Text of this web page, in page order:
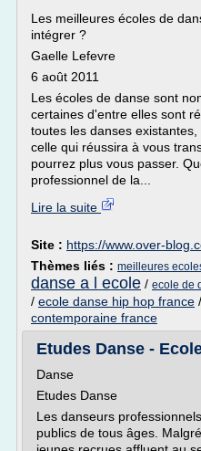
Les meilleures écoles de
intégrer ?
Gaelle Lefevre
6 août 2011
Les écoles de danse sont
certaines d'entre elles sont
toutes les danses
celle qui réussira à vous
pourrez plus vous passer.
professionnel de la...
Lire la suite
Site : https://www.over-
Thèmes liés : meilleures
danse a l ecole / ecole de
/ ecole danse hip hop france /
contemporaine france
Etudes Danse -
Danse
Etudes Danse
Les danseurs
publics de tous âges.